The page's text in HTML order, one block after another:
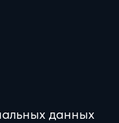
данных